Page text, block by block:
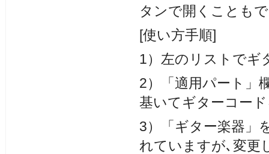
タンで開くことも
[使い方手順]
1）左のリストでギ
2）「適用パート」
基いてギターコー
3）「ギター楽器」
れていますが､変更